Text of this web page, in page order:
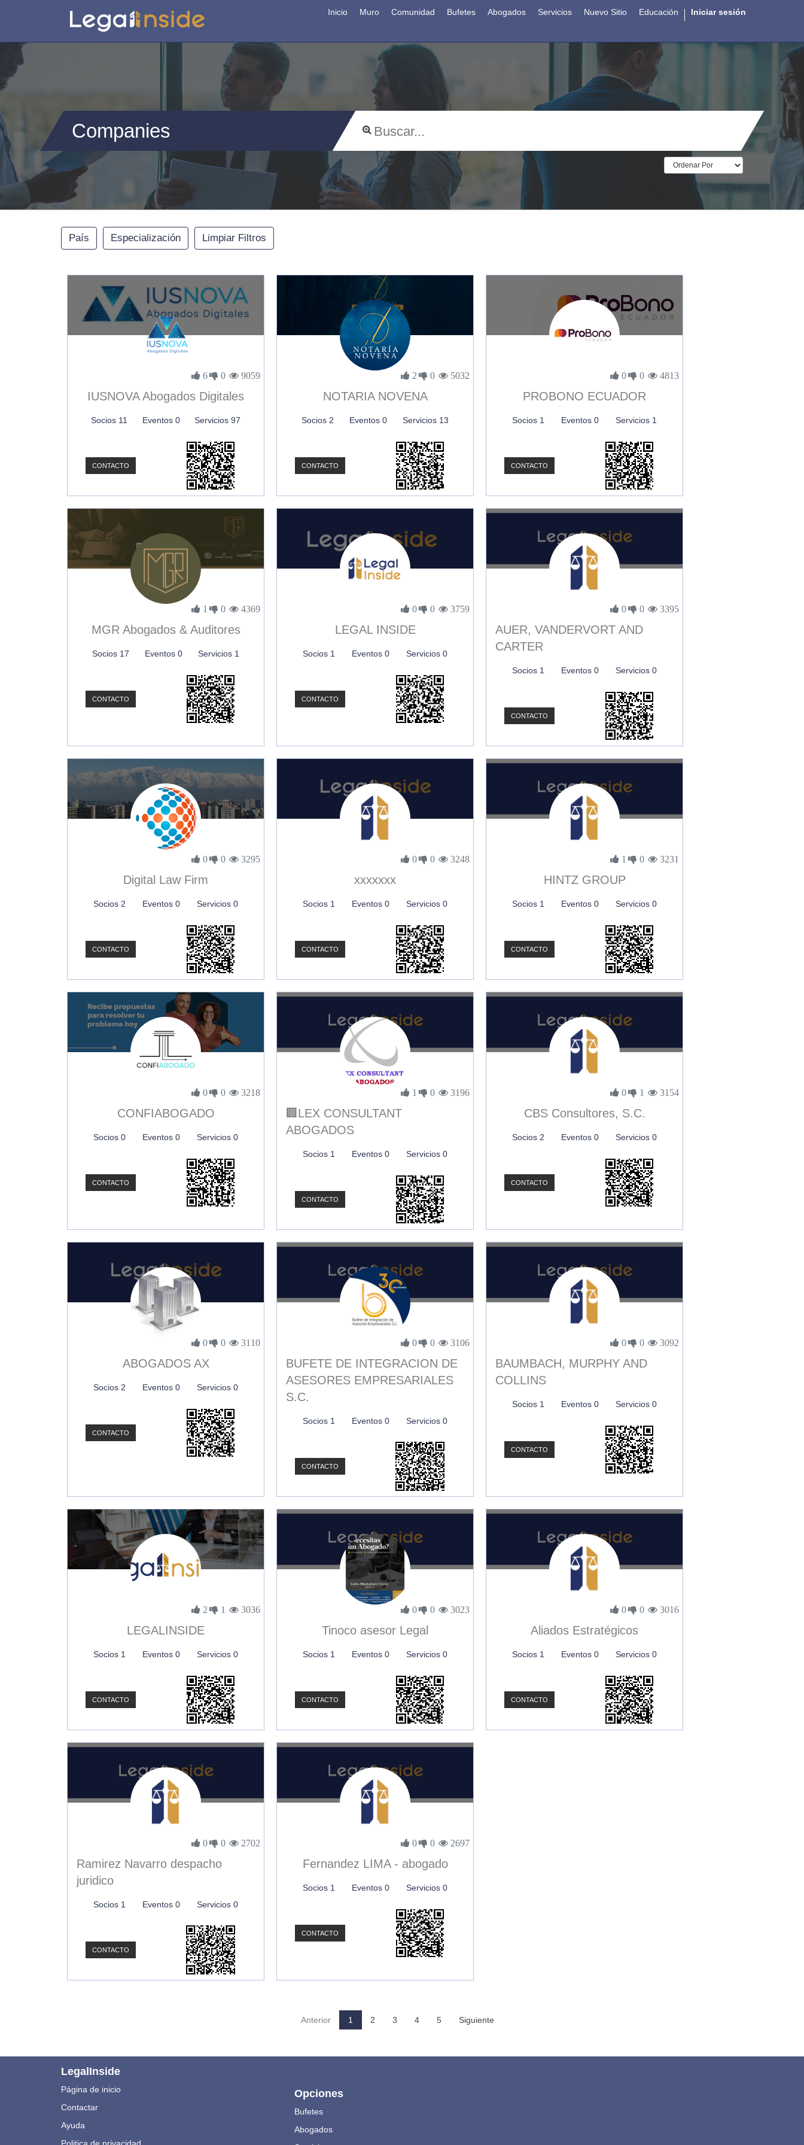
Inicio Muro Comunidad Bufetes Abogados Servicios Nuevo Sitio Educación Iniciar sesión
Companies
País Especialización Limpiar Filtros
6 0 9059
IUSNOVA Abogados Digitales
Socios 11 Eventos 0 Servicios 97
CONTACTO
2 0 5032
NOTARIA NOVENA
Socios 2 Eventos 0 Servicios 13
CONTACTO
0 0 4813
PROBONO ECUADOR
Socios 1 Eventos 0 Servicios 1
CONTACTO
1 0 4369
MGR Abogados & Auditores
Socios 17 Eventos 0 Servicios 1
CONTACTO
0 0 3759
LEGAL INSIDE
Socios 1 Eventos 0 Servicios 0
CONTACTO
0 0 3395
AUER, VANDERVORT AND
CARTER
Socios 1 Eventos 0 Servicios 0
CONTACTO
0 0 3295
Digital Law Firm
Socios 2 Eventos 0 Servicios 0
CONTACTO
0 0 3248
xxxxxxx
Socios 1 Eventos 0 Servicios 0
CONTACTO
1 0 3231
HINTZ GROUP
Socios 1 Eventos 0 Servicios 0
CONTACTO
0 0 3218
CONFIABOGADO
Socios 0 Eventos 0 Servicios 0
CONTACTO
1 0 3196
🏢LEX CONSULTANT
ABOGADOS
Socios 1 Eventos 0 Servicios 0
CONTACTO
0 1 3154
CBS Consultores, S.C.
Socios 2 Eventos 0 Servicios 0
CONTACTO
0 0 3110
ABOGADOS AX
Socios 2 Eventos 0 Servicios 0
CONTACTO
0 0 3106
BUFETE DE INTEGRACION DE
ASESORES EMPRESARIALES
S.C.
Socios 1 Eventos 0 Servicios 0
CONTACTO
0 0 3092
BAUMBACH, MURPHY AND
COLLINS
Socios 1 Eventos 0 Servicios 0
CONTACTO
2 1 3036
LEGALINSIDE
Socios 1 Eventos 0 Servicios 0
CONTACTO
0 0 3023
Tinoco asesor Legal
Socios 1 Eventos 0 Servicios 0
CONTACTO
0 0 3016
Aliados Estratégicos
Socios 1 Eventos 0 Servicios 0
CONTACTO
0 0 2702
Ramirez Navarro despacho
juridico
Socios 1 Eventos 0 Servicios 0
CONTACTO
0 0 2697
Fernandez LIMA - abogado
Socios 1 Eventos 0 Servicios 0
CONTACTO
Anterior 1 2 3 4 5 Siguiente
LegalInside
Página de inicio
Contactar
Ayuda
Opciones
Bufetes
Abogados
.